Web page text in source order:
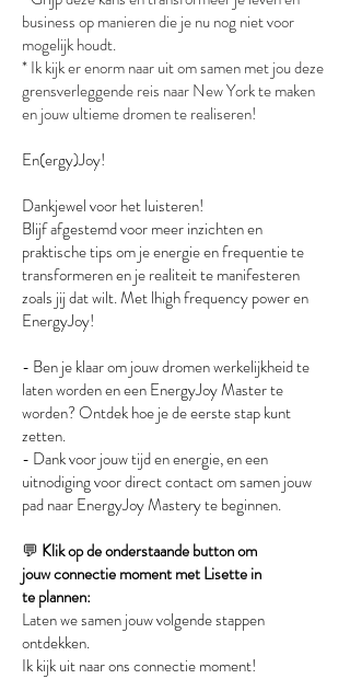
business op manieren die je nu nog niet voor
mogelijk houdt.
* Ik kijk er enorm naar uit om samen met jou deze
grensverleggende reis naar New York te maken
en jouw ultieme dromen te realiseren!
En(ergy)Joy!
Dankjewel voor het luisteren!
Blijf afgestemd voor meer inzichten en
praktische tips om je energie en frequentie te
transformeren en je realiteit te manifesteren
zoals jij dat wilt. Met lhigh frequency power en
EnergyJoy!
- Ben je klaar om jouw dromen werkelijkheid te
laten worden en een EnergyJoy Master te
worden? Ontdek hoe je de eerste stap kunt
zetten.
- Dank voor jouw tijd en energie, en een
uitnodiging voor direct contact om samen jouw
pad naar EnergyJoy Mastery te beginnen.
💬 Klik op de onderstaande button om
jouwconnectie momentmet Lisette in
teplannen:
Laten we samen jouw volgende stappen
ontdekken.
Ik kijk uit naar ons connectie moment!